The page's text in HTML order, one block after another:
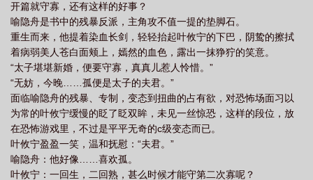
开篇就守寡，还有这样的好事？
喻隐舟是书中的残暴反派，主角攻不值一提的垫脚石。
重生而来，他提着染血长剑，轻轻抬起叶攸宁的下巴，阴鸷的擦拭
着病弱美人苍白面颊上，嫣然的血色，露出一抹狰狞的笑意。
“太子堪堪新婚，便要守寡，真真儿惹人怜惜。”
“无妨，今晚……孤便是太子的夫君。”
面临喻隐舟的残暴、专制，变态到扭曲的占有欲，对恐怖场面习以
为常的叶攸宁缓慢的眨了眨双眸，未见一丝惊恐，这样的段位，放
在恐怖游戏里，不过是平平无奇的c级变态而已。
叶攸宁盈盈一笑，温和抚慰：“夫君。”
喻隐舟：他好像……喜欢孤。
叶攸宁：一回生，二回熟，甚么时候才能守第二次寡呢？